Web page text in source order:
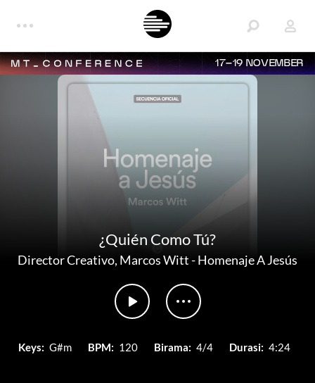
17–19 NOVEMBER
¿Quién Como Tú?
Director Creativo, Marcos Witt-Homenaje A Jesús
Keys: G#m BPM: 120 Birama: 4/4 Durasi: 4:24